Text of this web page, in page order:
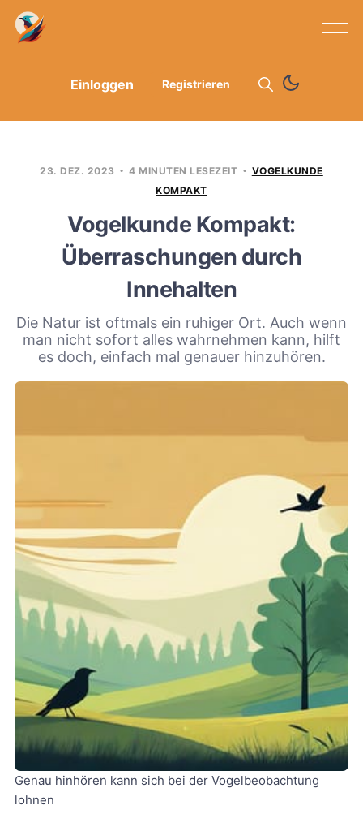
Einloggen Registrieren
23. DEZ. 2023 4 MINUTEN LESEZEIT
VOGELKUNDE
KOMPAKT
Vogelkunde Kompakt:
Überraschungen durch
Innehalten
Die Natur ist oftmals ein ruhiger Ort. Auch wenn
man nicht sofort alles wahrnehmen kann, hilft
es doch, einfach mal genauer hinzuhören.
Genau hinhören kann sich bei der Vogelbeobachtung
lohnen